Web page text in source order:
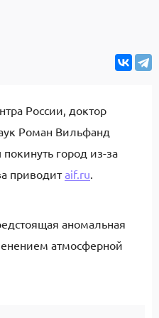
России, доктор
Роман Вильфанд
город из-за
приводитaif.ru.
аномальная
атмосферной